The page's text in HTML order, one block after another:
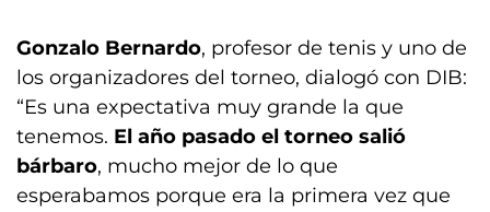
Gonzalo Bernardo, profesor de tenis y uno de
los organizadores del torneo, dialogó con DIB:
“Es una expectativa muy grande la que
tenemos. El año pasado el torneo salió
bárbaro, mucho mejor de lo que
esperabamos porque era la primera vez que